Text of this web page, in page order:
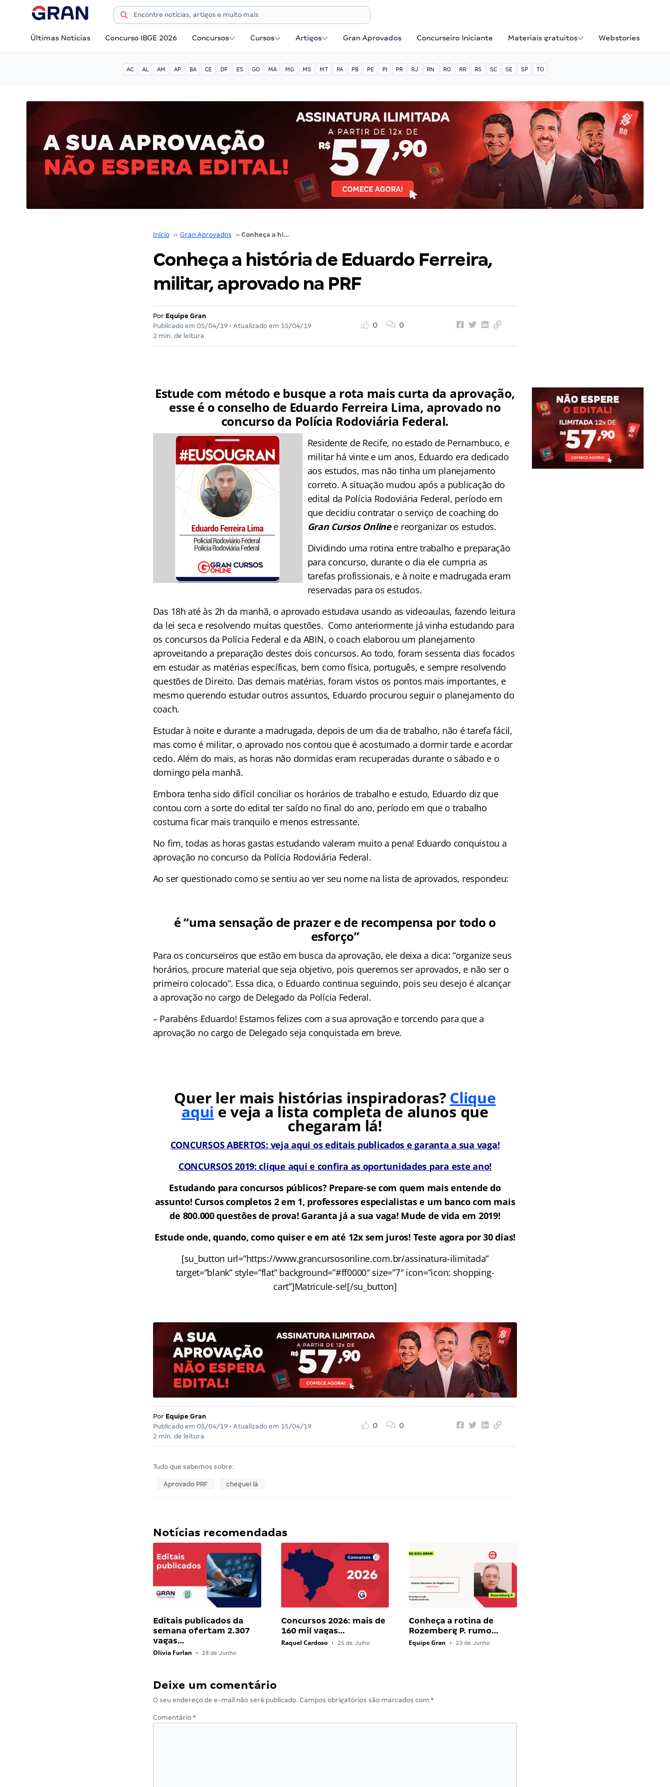
Últimas Notícias Concurso IBGE 2026 Concursos Cursos Artigos Gran Aprovados Concurseiro Iniciante Materiais gratuitos Webstories
AC AL AM AP BA CE DF ES GO MA MG MS MT PA PB PE PI PR RJ RN RO RR RS SC SE SP TO
Início ›› Gran Aprovados ›› Conheça a história de Eduardo Ferreira, militar, aprovado na PRF
Conheça a história de Eduardo Ferreira,
militar, aprovado na PRF
Por Equipe Gran
Publicado em 05/04/19• Atualizado em 15/04/19
2 min. de leitura
0 0
Estude com método e busque a rota mais curta da aprovação,
esse é o conselho de Eduardo Ferreira Lima, aprovado no
concurso da Polícia Rodoviária Federal.
Residente de Recife, no estado de Pernambuco, e
militar há vinte e um anos, Eduardo era dedicado
aos estudos, mas não tinha um planejamento
correto. A situação mudou após a publicação do
edital da Polícia Rodoviária Federal, período em
que decidiu contratar o serviço de coaching do
Gran Cursos Online e reorganizar os estudos.
Dividindo uma rotina entre trabalho e preparação
para concurso, durante o dia ele cumpria as
tarefas profissionais, e à noite e madrugada eram
reservadas para os estudos.
Das 18h até às 2h da manhã, o aprovado estudava usando as videoaulas, fazendo leitura
da lei seca e resolvendo muitas questões. Como anteriormente já vinha estudando para
os concursos da Polícia Federal e da ABIN, o coach elaborou um planejamento
aproveitando a preparação destes dois concursos. Ao todo, foram sessenta dias focados
em estudar as matérias específicas, bem como física, português, e sempre resolvendo
questões de Direito. Das demais matérias, foram vistos os pontos mais importantes, e
mesmo querendo estudar outros assuntos, Eduardo procurou seguir o planejamento do
coach.
Estudar à noite e durante a madrugada, depois de um dia de trabalho, não é tarefa fácil,
mas como é militar, o aprovado nos contou que é acostumado a dormir tarde e acordar
cedo. Além do mais, as horas não dormidas eram recuperadas durante o sábado e o
domingo pela manhã.
Embora tenha sido difícil conciliar os horários de trabalho e estudo, Eduardo diz que
contou com a sorte do edital ter saído no final do ano, período em que o trabalho
costuma ficar mais tranquilo e menos estressante.
No fim, todas as horas gastas estudando valeram muito a pena! Eduardo conquistou a
aprovação no concurso da Polícia Rodoviária Federal.
Ao ser questionado como se sentiu ao ver seu nome na lista de aprovados, respondeu:
é “uma sensação de prazer e de recompensa por todo o
esforço”
Para os concurseiros que estão em busca da aprovação, ele deixa a dica: “organize seus
horários, procure material que seja objetivo, pois queremos ser aprovados, e não ser o
primeiro colocado”. Essa dica, o Eduardo continua seguindo, pois seu desejo é alcançar
a aprovação no cargo de Delegado da Polícia Federal.
– Parabéns Eduardo! Estamos felizes com a sua aprovação e torcendo para que a
aprovação no cargo de Delegado seja conquistada em breve.
Quer ler mais histórias inspiradoras?Clique
aqui e veja a lista completa de alunos que
chegaram lá!
CONCURSOS ABERTOS: veja aqui os editais publicados e garanta a sua vaga!
CONCURSOS 2019: clique aqui e confira as oportunidades para este ano!
Estudando para concursos públicos? Prepare-se com quem mais entende do
assunto! Cursos completos 2 em 1, professores especialistas e um banco com mais
de 800.000 questões de prova! Garanta já a sua vaga! Mude de vida em 2019!
Estude onde, quando, como quiser e em até 12x sem juros! Teste agora por 30 dias!
[su_button url=”https://www.grancursosonline.com.br/assinatura-ilimitada”
target=”blank” style=”flat” background=”#ff0000″ size=”7″ icon=”icon: shopping-
cart”]Matricule-se![/su_button]
Por Equipe Gran
Publicado em 05/04/19• Atualizado em 15/04/19
2 min. de leitura
0 0
Tudo que sabemos sobre:
Aprovado PRF cheguei lá
Notícias recomendadas
Editais publicados da
semana ofertam 2.307
vagas…
Olivia Furlan • 28 de Junho
Concursos 2026: mais de
160 mil vagas…
Raquel Cardoso • 25 de Julho
Conheça a rotina de
Rozemberg P. rumo…
Equipe Gran • 23 de Junho
Deixe um comentário
O seu endereço de e-mail não será publicado. Campos obrigatórios são marcados com *
Comentário *